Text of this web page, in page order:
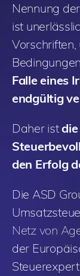
Nennung
ist
Vorschriften,
Falle eines
endgültig
Daher ist
den Erfolg
Die ASD
Netz von
der